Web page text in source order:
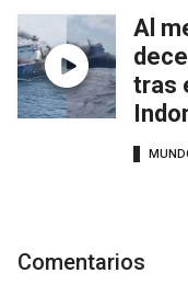
Al
tras
Comentarios